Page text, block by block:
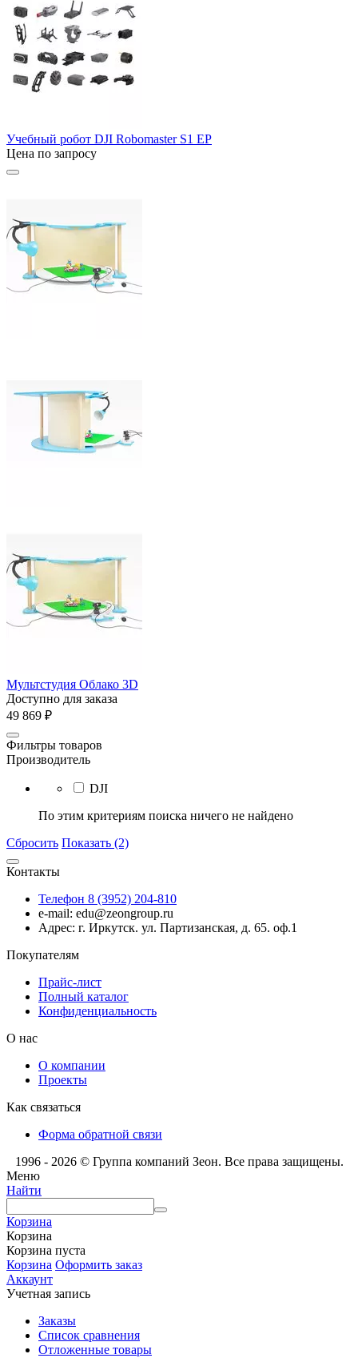
Учебный робот DJI Robomaster S1 EP
Цена по запросу
Мультстудия Облако 3D
Доступно для заказа
49 869 ₽
Фильтры товаров
Производитель
DJI
По этим критериям поиска ничего не найдено
Сбросить Показать (2)
Контакты
Телефон 8 (3952) 204-810
e-mail: edu@zeongroup.ru
Адрес: г. Иркутск. ул. Партизанская, д. 65. оф.1
Покупателям
Прайс-лист
Полный каталог
Конфиденциальность
О нас
О компании
Проекты
Как связаться
Форма обратной связи
1996 - 2026 © Группа компаний Зеон. Все права защищены.
Меню
Найти
Корзина
Корзина
Корзина пуста
Корзина Оформить заказ
Аккаунт
Учетная запись
Заказы
Список сравнения
Отложенные товары